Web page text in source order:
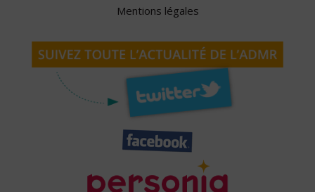
Mentions légales